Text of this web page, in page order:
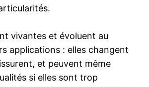
vivantes et évoluent au
applications : elles changent
et peuvent même
si elles sont trop